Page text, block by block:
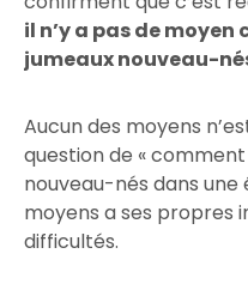
il n’y a pas de
jumeaux nouveau-
Aucun des moyens
question de «
nouveau-nés dans une
moyens a ses propres
difficultés.